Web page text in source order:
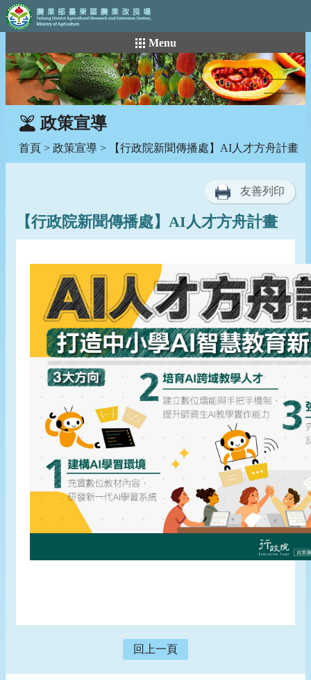
到
主
內
區
Menu
::: 政策宣導
首頁 > 政策宣導 > 【行政院新聞傳播處】AI人才方舟計畫
友善列印
【行政院新聞傳播處】AI人才方舟計畫
回上一頁